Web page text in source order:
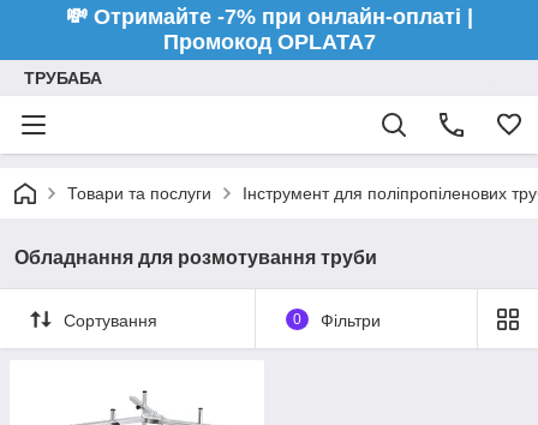
💸 Отримайте -7% при онлайн-оплаті |
Промокод OPLATA7
ТРУБАБА
Товари та послуги Інструмент для поліпропіленових
Обладнання для розмотування труби
Сортування 0 Фільтри